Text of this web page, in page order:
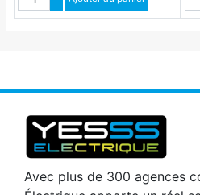
Diminuer quantité
Avec plus de 300 agences